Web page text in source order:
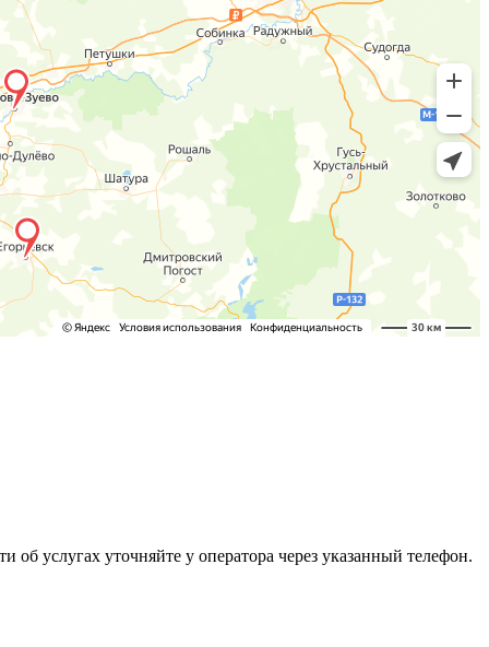
услугах уточняйте у оператора через указанный телефон.